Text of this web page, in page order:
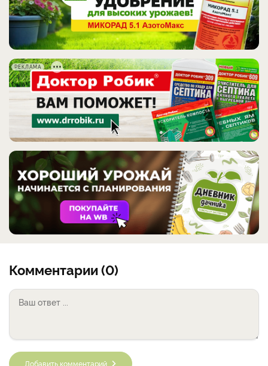
РЕКЛАМА
Комментарии (0)
Добавить комментарий